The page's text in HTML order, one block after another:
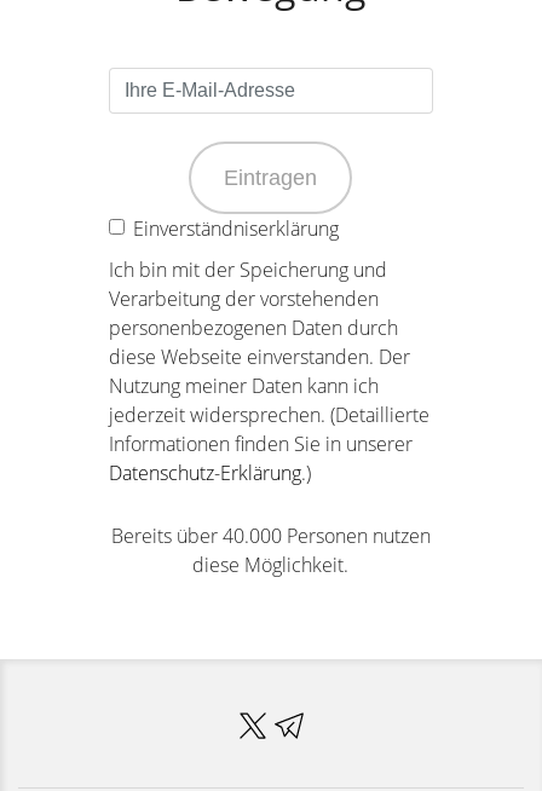
Eintragen
Einverständniserklärung
Ich bin mit der Speicherung und
Verarbeitung der vorstehenden
personenbezogenen Daten durch
diese Webseite einverstanden. Der
Nutzung meiner Daten kann ich
jederzeit widersprechen. (Detaillierte
Informationen finden Sie in unserer
Datenschutz-Erklärung.)
Bereits über 40.000 Personen nutzen
diese Möglichkeit.